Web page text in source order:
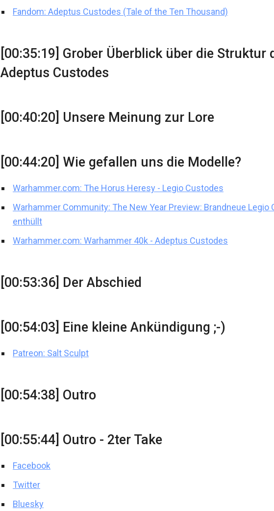
Fandom: Adeptus Custodes (Tale of the Ten Thousand)
[00:35:19] Grober Überblick über die Struktur
Adeptus Custodes
[00:40:20] Unsere Meinung zur Lore
[00:44:20] Wie gefallen uns die Modelle?
Warhammer.com: The Horus Heresy - Legio Custodes
Warhammer Community: The New Year Preview: Brandneue Legio
enthüllt
Warhammer.com: Warhammer 40k - Adeptus Custodes
[00:53:36] Der Abschied
[00:54:03] Eine kleine Ankündigung ;-)
Patreon: Salt Sculpt
[00:54:38] Outro
[00:55:44] Outro - 2ter Take
Facebook
Twitter
Bluesky